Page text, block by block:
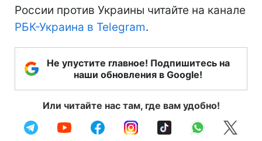
России против Украины читайте на канале
РБК-Украина в Telegram.
Не упустите главное! Подпишитесь на
наши обновления в Google!
Или читайте нас там, где вам удобно!